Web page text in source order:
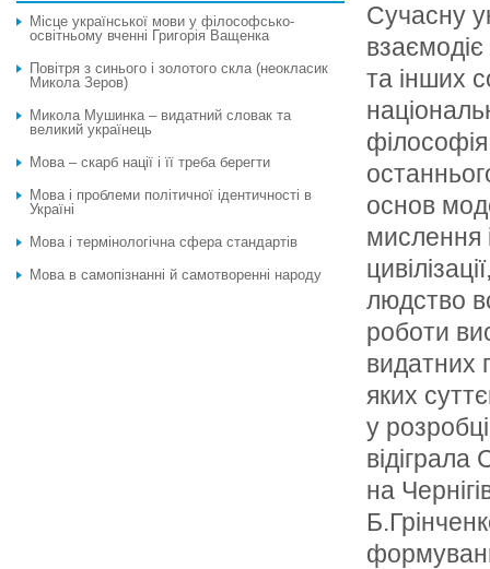
Сучасну
та інших
основ
мислення
людство
роботи
видатних
яких
у
на
Місце української мови у філософсько-
освітньому вченні Григорія Ващенка
Повітря з синього і золотого скла (неокласик
Микола Зеров)
Микола Мушинка – видатний словак та
великий українець
Мова – скарб нації і її треба берегти
Мова і проблеми політичної ідентичності в
Україні
Мова і термінологічна сфера стандартів
Мова в самопізнанні й самотворенні народу